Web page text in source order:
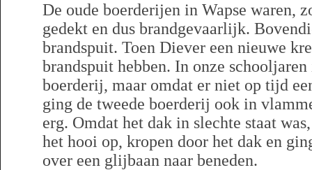
De oude boerderijen in Wapse waren,
gedekt en dus brandgevaarlijk.
brandspuit. Toen Diever een nieuwe
brandspuit hebben. In onze
boerderij, maar omdat er niet op tijd
ging de tweede boerderij ook in
erg. Omdat het dak in slechte staat
het hooi op, kropen door het dak en
over een glijbaan naar beneden.